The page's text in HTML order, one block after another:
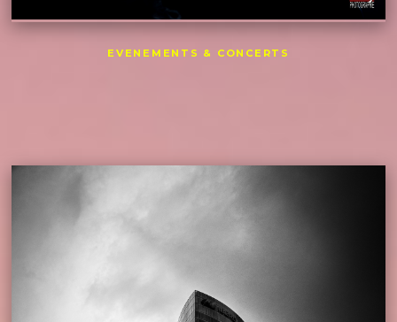
EVENEMENTS & CONCERTS